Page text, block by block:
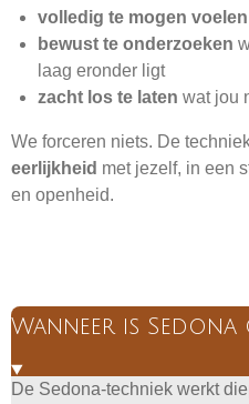
volledig te mogen voelen
bewust te onderzoeken
laag eronder ligt
zacht los te laten wat jou
We forceren niets. De
eerlijkheid met jezelf, in een
en openheid.
Wanneer is Sedona
De Sedona-techniek werkt